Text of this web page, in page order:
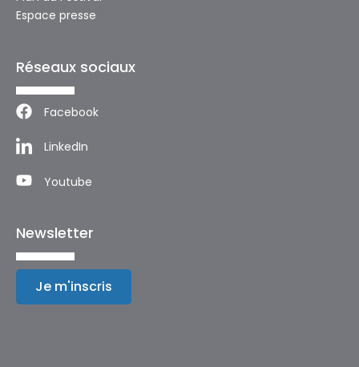
Espace presse
Réseaux sociaux
Facebook
LinkedIn
Youtube
Newsletter
Je m'inscris